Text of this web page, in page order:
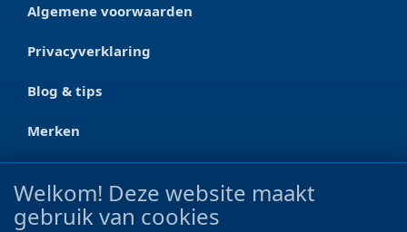
Algemene voorwaarden
Privacyverklaring
Blog & tips
Merken
CONTACT
Ootmarsumseweg 125a
Welkom! Deze website maakt
gebruik van cookies